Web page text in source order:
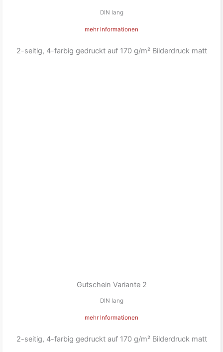
DIN lang
mehr Informationen
2-seitig, 4-farbig gedruckt auf 170 g/m² Bilderdruck matt
Gutschein Variante 2
DIN lang
mehr Informationen
2-seitig, 4-farbig gedruckt auf 170 g/m² Bilderdruck matt